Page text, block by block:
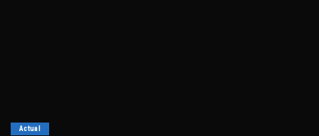
Actual